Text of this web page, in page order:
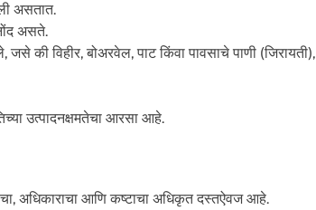
असतात.
असते.
जसे की विहीर, बोअरवेल, पाट किंवा पावसाचे पाणी (जिरायती),
उत्पादनक्षमतेचा आरसा आहे.
अधिकाराचा आणि कष्टाचा अधिकृत दस्तऐवज आहे.